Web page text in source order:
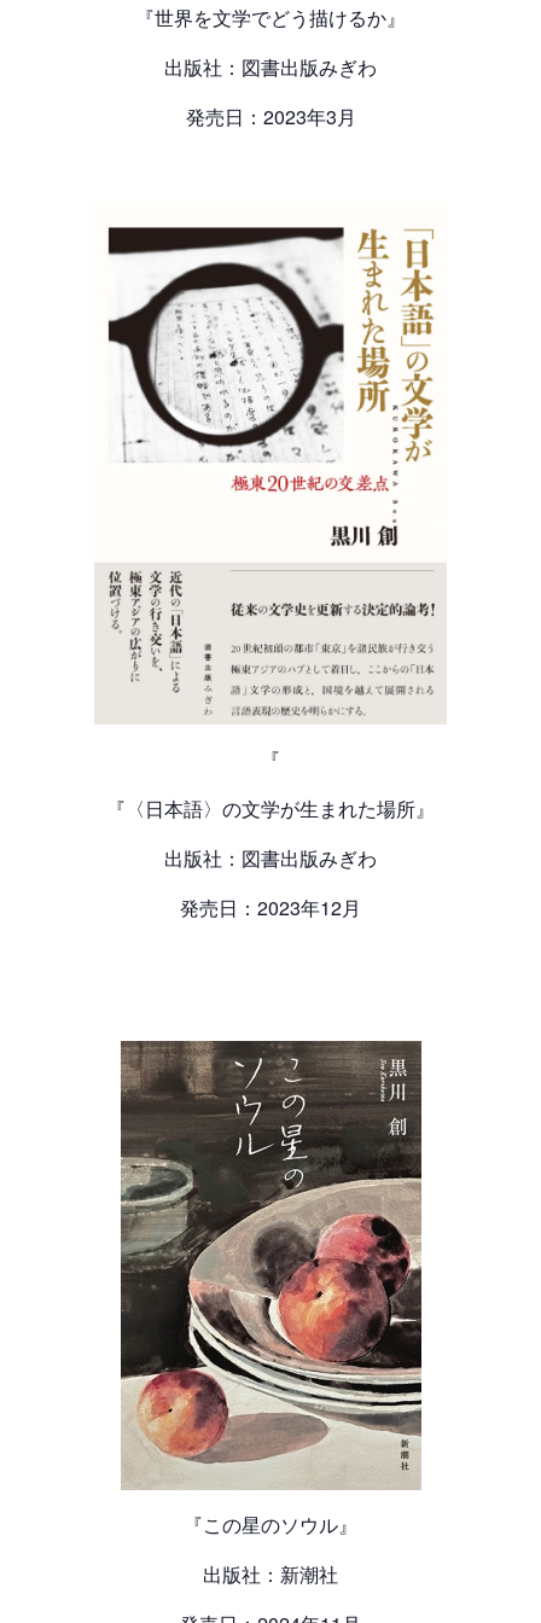
『世界を文学でどう描けるか』
出版社：図書出版みぎわ
発売日：2023年3月
『
『〈日本語〉の文学が生まれた場所』
出版社：図書出版みぎわ
発売日：2023年12月
『この星のソウル』
出版社：新潮社